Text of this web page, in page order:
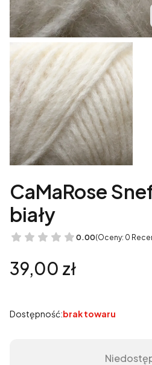
CaMaRose
biały
0.00(Oceny: 0
Cena
39,00 zł
Dostępność:brak towaru